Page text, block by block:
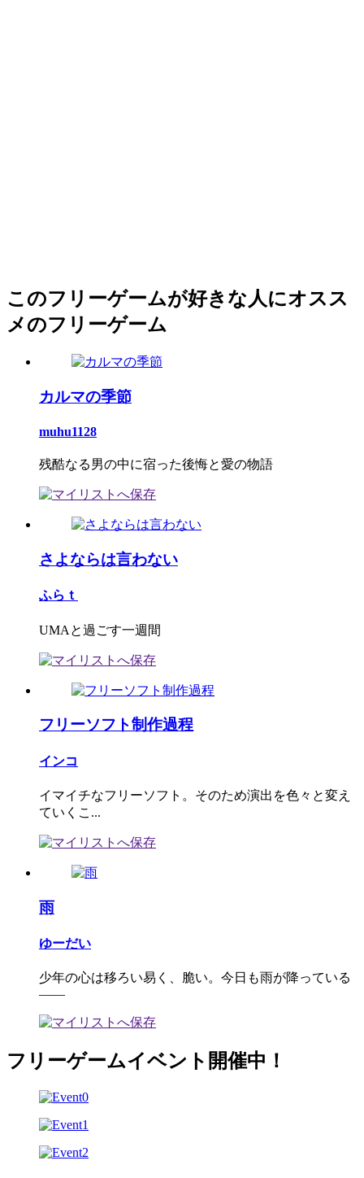
このフリーゲームが好きな人にオスス
メのフリーゲーム
カルマの季節
muhu1128
残酷なる男の中に宿った後悔と愛の物語
さよならは言わない
ふらｔ
UMAと過ごす一週間
フリーソフト制作過程
インコ
イマイチなフリーソフト。そのため演出を色々と変え
ていくこ...
雨
ゆーだい
少年の心は移ろい易く、脆い。今日も雨が降っている
――
フリーゲームイベント開催中！